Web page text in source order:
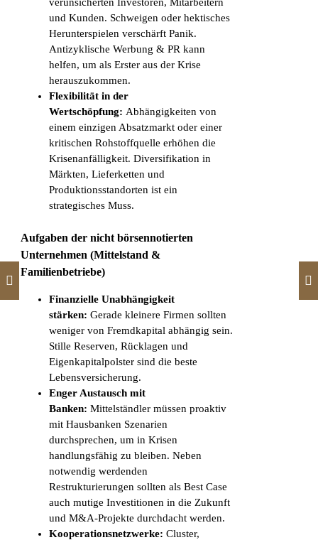
und Kunden. Schweigen oder hektisches
Herunterspielen verschärft Panik.
Antizyklische Werbung & PR kann
helfen, um als Erster aus der Krise
herauszukommen.
Flexibilität in der
Wertschöpfung: Abhängigkeiten von
einem einzigen Absatzmarkt oder einer
kritischen Rohstoffquelle erhöhen die
Krisenanfälligkeit. Diversifikation in
Märkten, Lieferketten und
Produktionsstandorten ist ein
strategisches Muss.
Aufgaben der nicht börsennotierten
Unternehmen (Mittelstand &
Familienbetriebe)
Finanzielle Unabhängigkeit
stärken:Gerade kleinere Firmen sollten
weniger von Fremdkapital abhängig sein.
Stille Reserven, Rücklagen und
Eigenkapitalpolster sind die beste
Lebensversicherung.
Enger Austausch mit
Banken:Mittelständler müssen proaktiv
mit Hausbanken Szenarien
durchsprechen, um in Krisen
handlungsfähig zu bleiben. Neben
notwendig werdenden
Restrukturierungen sollten als Best Case
auch mutige Investitionen in die Zukunft
und M&A-Projekte durchdacht werden.
Kooperationsnetzwerke:Cluster,